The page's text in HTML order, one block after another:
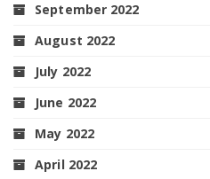
September 2022
August 2022
July 2022
June 2022
May 2022
April 2022